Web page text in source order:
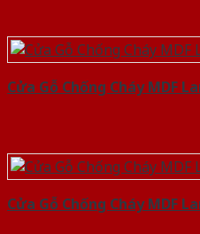
Cửa Gỗ Chống Cháy MDF
Cửa Gỗ Chống Cháy MDF